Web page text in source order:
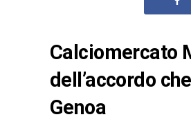
Calciomercato
dell’accordo
Genoa